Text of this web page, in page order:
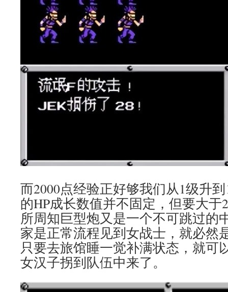
而2000点经验正好够我们从1级升
的HP成长数值并不固定，但要大于
所周知巨型炮又是一个不可跳过的
家是正常流程见到女战士，就必然
只要去旅馆睡一觉补满状态，就可
女汉子拐到队伍中来了。